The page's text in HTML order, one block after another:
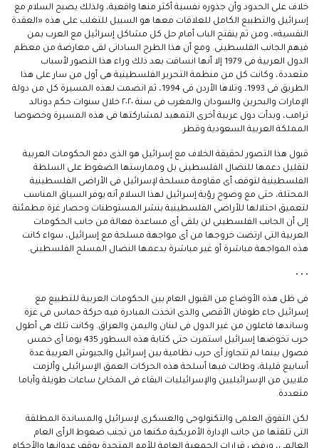
خلاف على الحدود وأن جذوره نفسية أكثر منها واقعية، ولذلك يصبح السلام مع
إسرائيل والتطبيع الكامل للعلاقات معها هو السبيل للتغلب على هذه «العقدة
النفسية»، ومن ثم ينفتح الباب أمام حل كل مشاكل إسرائيل مع العرب بمن
فيهم الجانب الفلسطينى. ومع أن هذا الطرح الساداتى لقى معارضة من معظم
الدول العربية فى 1979 إلا أنها انساقت بعد ذلك وراء هذا التصور لأسباب
متعددة، وكانت كل من منظمة التحرير الفلسطينية هى أول من سار على هذا
الطريق فى 1993، وتلاها الأردن فى 1994، ثم انضمت لهذه المسيرة كل من دولة
الإمارات والبحرين والسودان والمغرب فى سنة ٢٠٢٠ خلال سنوات حكم دونالد
ترامب، وبدأت دول عربية أخرى التمهيد لمشاركتها فى هذه المسيرة وخصوصا
المملكة العربية السعودية وقطر.
قبول هذا التصور لحقيقة الخلاف مع إسرائيل هو الذى دفع الحكومات العربية
لتقليل دعمها للنضال الفلسطينى بل وممارستها الضغوط على السلطة
الفلسطينية لتوقف أى مقاومة مسلحة لإسرائيل فى الأراضى الفلسطينية
المحتلة، حتى مع وضوح رؤية إسرائيل لهذا السلام أنه يوفر السياق المناسب
لتعميق احتلالها للأراضى الفلسطينية بنشر المستوطنات وحصار غزة مطمئنة
إلى أن الجانب الفلسطينى لن يلقى أى مساعدة فعالة من جانب الحكومات
العربية التى ارتضت خروجها من أى مواجهة مسلحة مع إسرائيل، سواء كانت
هذه المواجهة مباشرة أو غير مباشرة بدعمها النضال المسلح الفلسطينى.
• • •
‎فى ظل هذه الأوضاع من القبول العام بين الحكومات العربية للتطبيع مع
إسرائيل جاء طوفان الأقصى والذى اتخذت المبادرة فيه حركة حماس فى غزة
وساندها فاعلون من غير الدول فى لبنان واليمن والعراق. وكانت تلك هى أطول
حرب تخوضها إسرائيل استمرت حتى كتابة هذه السطور 435 يوما أى خمس
فصول بينما لم تتجاوز أى حرب نظامية بين إسرائيل والجيوش العربية عدة
أسابيع قليلة، وطالت فيها أسلحة هذه الحركات العمق الإسرائيلى وألزمت
ملايين من الإسرائيليين والإسرائيليات البقاء فى المخابئ ساعات طويلة وأياما
متعددة.
لكن التفوق العلمى والتكنولوجى والعسكرى لإسرائيل والمساندة المطلقة
التى تلقتها من جانب الإدارة الأمريكية مكنها من تجنب ضغوط الرأى العام